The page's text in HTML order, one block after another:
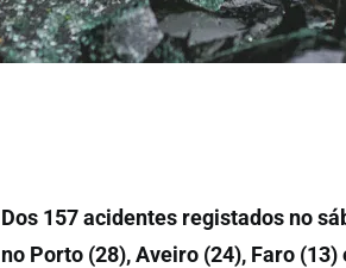
Dos 157 acidentes registados no
no Porto (28), Aveiro (24), Faro